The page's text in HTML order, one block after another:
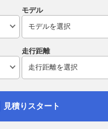
モデル
走行距離
見積りスタート